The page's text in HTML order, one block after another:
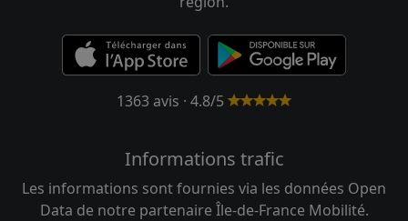
1363 avis · 4.8/5
Informations trafic
Les informations sont fournies via les données Open
Data de notre partenaire Île-de-France Mobilité.